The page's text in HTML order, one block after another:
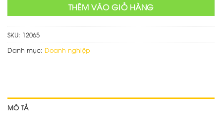
THÊM VÀO GIỎ HÀNG
SKU: 12065
Danh mục: Doanh nghiệp
MÔ TẢ